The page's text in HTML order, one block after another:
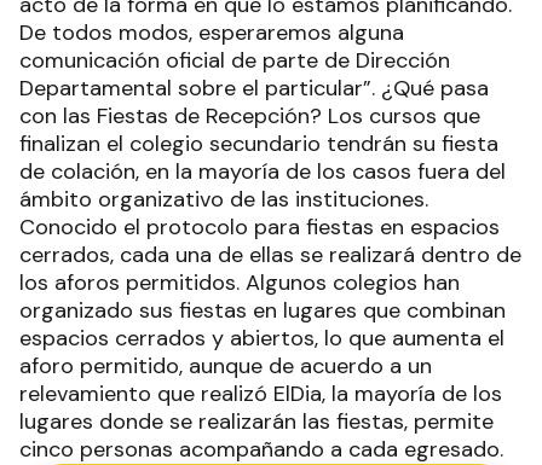
De todos modos, esperaremos alguna
comunicación oficial de parte de Dirección
Departamental sobre el particular”. ¿Qué pasa
con las Fiestas de Recepción? Los cursos que
finalizan el colegio secundario tendrán su fiesta
de colación, en la mayoría de los casos fuera del
ámbito organizativo de las instituciones.
Conocido el protocolo para fiestas en espacios
cerrados, cada una de ellas se realizará dentro de
los aforos permitidos. Algunos colegios han
organizado sus fiestas en lugares que combinan
espacios cerrados y abiertos, lo que aumenta el
aforo permitido, aunque de acuerdo a un
relevamiento que realizó ElDia, la mayoría de los
lugares donde se realizarán las fiestas, permite
cinco personas acompañando a cada egresado.